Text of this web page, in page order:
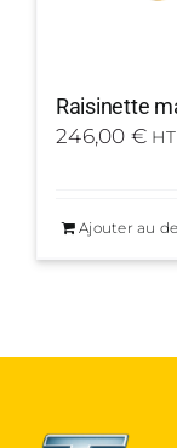
Raisinette
246,00 € HT
Ajouter au